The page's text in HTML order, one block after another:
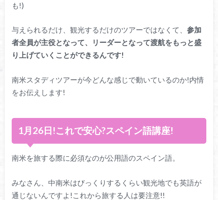
も!)
与えられるだけ、観光するだけのツアーではなくて、 参加
者全員が主役となって、リーダーとなって渡航をもっと盛
り上げていくことができるんです!
南米スタディツアーが今どんな感じで動いているのか!内情
をお伝えします!
1月26日!これで安心?スペイン語講座!
南米を旅する際に必須なのが公用語のスペイン語。
みなさん、中南米はびっくりするくらい観光地でも英語が
通じないんですよ!これから旅する人は要注意!!